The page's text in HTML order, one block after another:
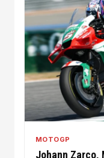
MOTOGP
Johann Zarco,